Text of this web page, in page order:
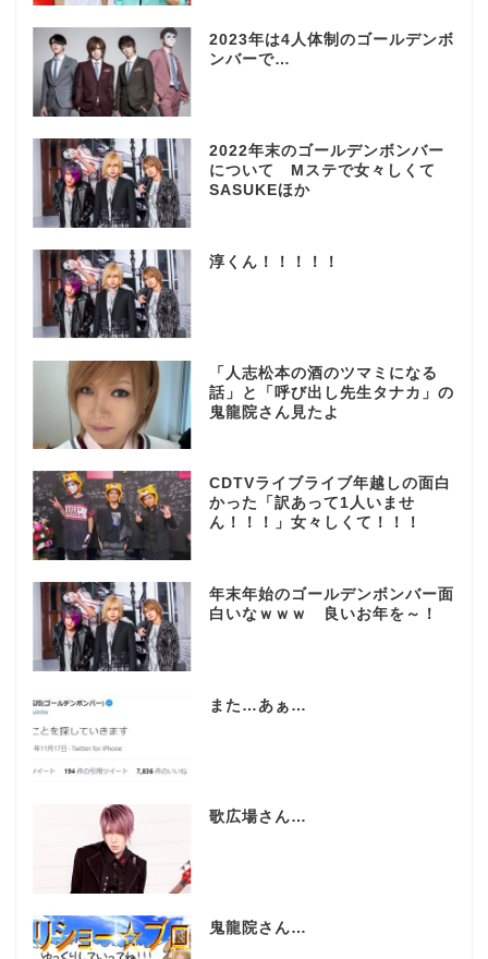
2023年は4人体制のゴールデンボ
ンバーで…
2022年末のゴールデンボンバー
について Mステで女々しくて
SASUKEほか
淳くん！！！！！
「人志松本の酒のツマミになる
話」と「呼び出し先生タナカ」の
鬼龍院さん見たよ
CDTVライブライブ年越しの面白
かった「訳あって1人いませ
ん！！！」女々しくて！！！
年末年始のゴールデンボンバー面
白いなｗｗｗ 良いお年を～！
また…あぁ…
歌広場さん…
鬼龍院さん…